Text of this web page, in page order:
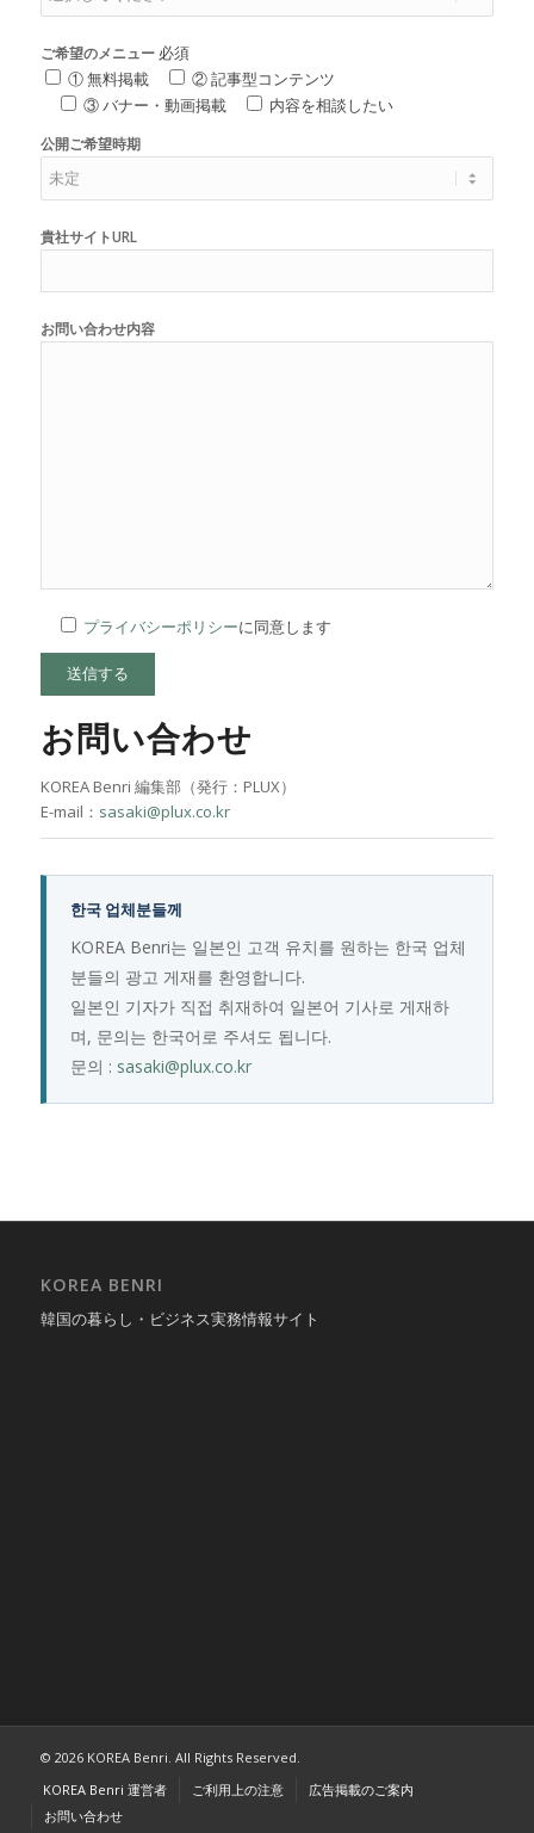
ご希望のメニュー 必須
① 無料掲載
② 記事型コンテンツ
③ バナー・動画掲載
内容を相談したい
公開ご希望時期
貴社サイトURL
お問い合わせ内容
プライバシーポリシーに同意します
お問い合わせ
KOREA Benri 編集部（発行：PLUX）
E-mail： sasaki@plux.co.kr
한국 업체분들께
KOREA Benri는 일본인 고객 유치를 원하는 한국 업체
분들의 광고 게재를 환영합니다.
일본인 기자가 직접 취재하여 일본어 기사로 게재하
며, 문의는 한국어로 주셔도 됩니다.
문의 : sasaki@plux.co.kr
KOREA BENRI
韓国の暮らし・ビジネス実務情報サイト
© 2026 KOREA Benri. All Rights Reserved.
KOREA Benri 運営者
ご利用上の注意
広告掲載のご案内
お問い合わせ